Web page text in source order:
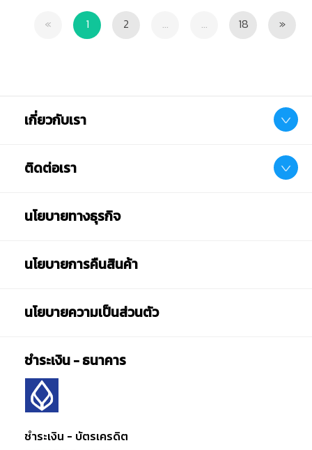
« Previous1 2 ... ... 18 »Next
เกี่ยวกับเรา
ติดต่อเรา
นโยบายทางธุรกิจ
นโยบายการคืนสินค้า
นโยบายความเป็นส่วนตัว
ชำระเงิน - ธนาคาร
ชำระเงิน - บัตรเครดิต